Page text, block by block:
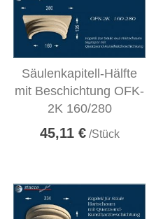
Säulenkapitell-Hälfte
mit Beschichtung OFK-
2K 160/280
45,11 €/Stück